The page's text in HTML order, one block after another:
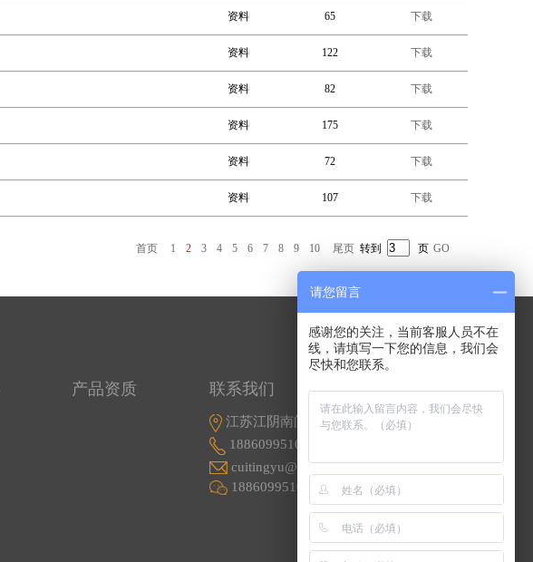
资料 65 下载
资料 122 下载
资料 82 下载
资料 175 下载
资料 72 下载
资料 107 下载
首页 1 2 3 4 5 6 7 8 9 10 尾页 转到 页 GO
产品资质 联系我们
江苏江阴南闸东盟工业园东盟路5号
18860995107
cuitingyu@email.acrel.cn
18860995107
请您留言
感谢您的关注，当前客服人员不在
线，请填写一下您的信息，我们会
尽快和您联系。